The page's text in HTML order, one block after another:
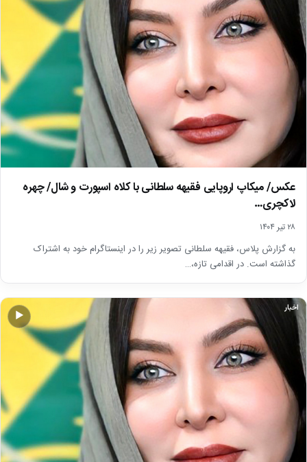
عکس/ میکاپ اروپایی فقیهه سلطانی با کلاه اسپورت و شال/ چهره
لاکچری…
۲۸ تیر ۱۴۰۴
به گزارش پلاس، فقیهه سلطانی تصویر زیر را در اینستاگرام خود به اشتراک
گذاشته است. در اقدامی تازه،…
▶
اخبار